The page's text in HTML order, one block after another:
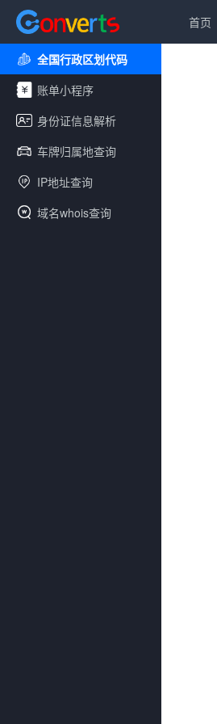
首页
全国行政区划代码
账单小程序
身份证信息解析
车牌归属地查询
IP地址查询
域名whois查询